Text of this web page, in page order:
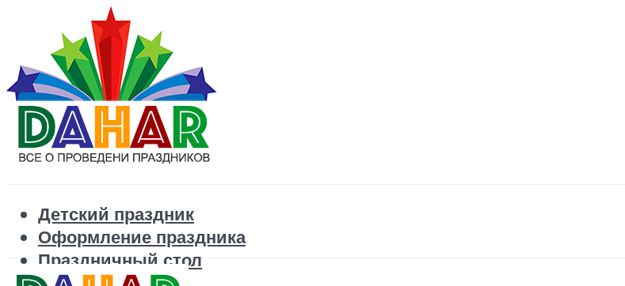
Детский праздник
Оформление праздника
Праздничный стол